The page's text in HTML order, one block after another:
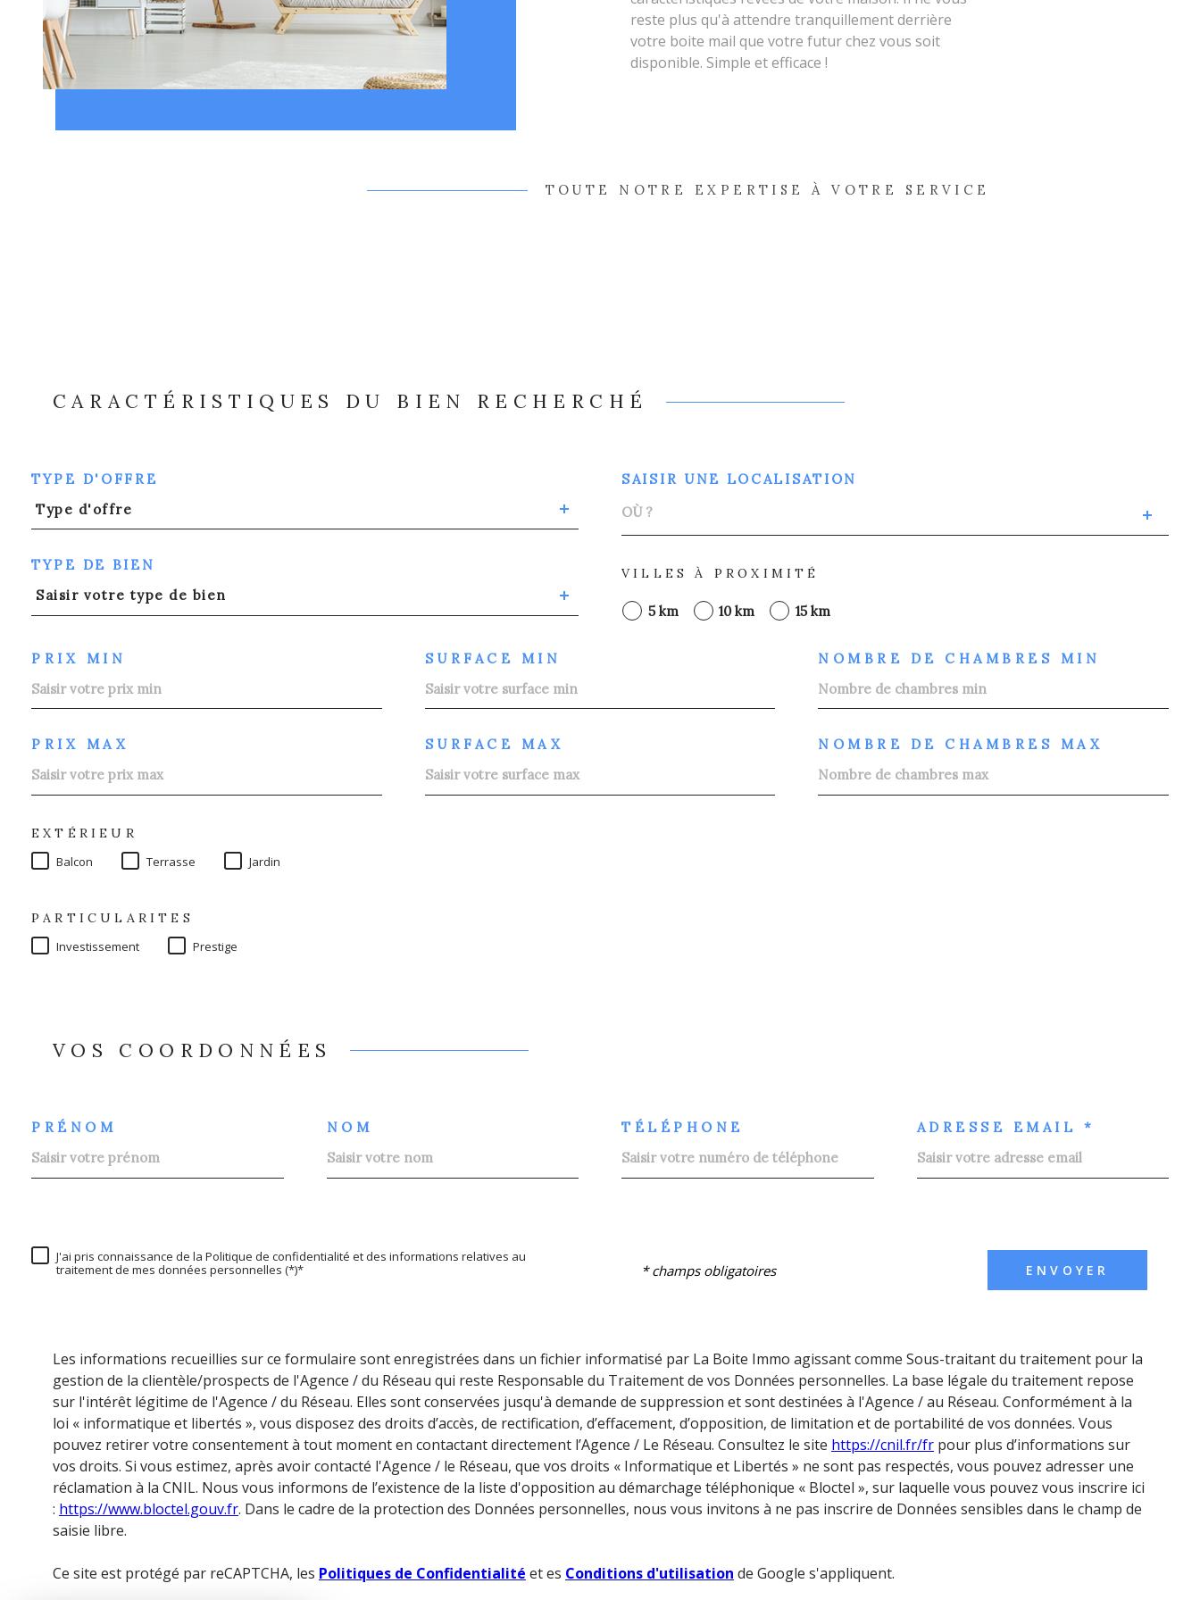
reste plus qu'à attendre tranquillement derrière
votre boite mail que votre futur chez vous soit
disponible. Simple et efficace !
TOUTE NOTRE EXPERTISE À VOTRE SERVICE
CARACTÉRISTIQUES DU BIEN RECHERCHÉ
TYPE D'OFFRE
Type d'offre
TYPE DE BIEN
Saisir votre type de bien
SAISIR UNE LOCALISATION
VILLES À PROXIMITÉ
5 km 10 km 15 km
PRIX MIN
PRIX MAX
SURFACE MIN
SURFACE MAX
NOMBRE DE CHAMBRES MIN
NOMBRE DE CHAMBRES MAX
EXTÉRIEUR
Balcon
Terrasse Jardin
PARTICULARITES
Investissement
Prestige
VOS COORDONNÉES
PRÉNOM NOM TÉLÉPHONE ADRESSE EMAIL *
J'ai pris connaissance de la Politique de confidentialité et des informations relatives au
traitement de mes données personnelles (*)*
* champs obligatoires ENVOYER
Les informations recueillies sur ce formulaire sont enregistrées dans un fichier informatisé par La Boite Immo agissant comme Sous-traitant du traitement pour la
gestion de la clientèle/prospects de l'Agence / du Réseau qui reste Responsable du Traitement de vos Données personnelles. La base légale du traitement repose
sur l'intérêt légitime de l'Agence / du Réseau. Elles sont conservées jusqu'à demande de suppression et sont destinées à l'Agence / au Réseau. Conformément à la
loi « informatique et libertés », vous disposez des droits d’accès, de rectification, d’effacement, d’opposition, de limitation et de portabilité de vos données. Vous
pouvez retirer votre consentement à tout moment en contactant directement l’Agence / Le Réseau. Consultez le site https://cnil.fr/fr pour plus d’informations sur
vos droits. Si vous estimez, après avoir contacté l'Agence / le Réseau, que vos droits « Informatique et Libertés » ne sont pas respectés, vous pouvez adresser une
réclamation à la CNIL. Nous vous informons de l’existence de la liste d'opposition au démarchage téléphonique « Bloctel », sur laquelle vous pouvez vous inscrire ici
: https://www.bloctel.gouv.fr. Dans le cadre de la protection des Données personnelles, nous vous invitons à ne pas inscrire de Données sensibles dans le champ de
saisie libre.
Ce site est protégé par reCAPTCHA, les Politiques de Confidentialité et es Conditions d'utilisation de Google s'appliquent.